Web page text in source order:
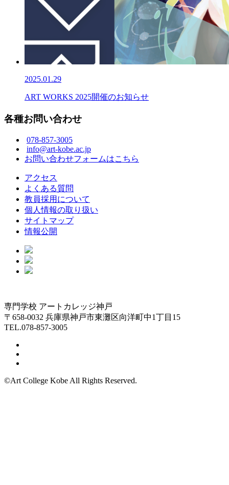
2025.01.29
ART WORKS 2025開催のお知らせ
各種お問い合わせ
078-857-3005
info@art-kobe.ac.jp
お問い合わせフォームはこちら
アクセス
よくある質問
教員採用について
個人情報の取り扱い
サイトマップ
情報公開
専門学校 アートカレッジ神戸
〒658-0032 兵庫県神戸市東灘区向洋町中1丁目15
TEL.078-857-3005
©Art College Kobe All Rights Reserved.